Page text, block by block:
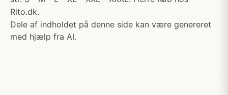
Rito.dk.
Dele af indholdet på denne side kan være genereret
med hjælp fra AI.